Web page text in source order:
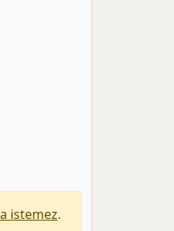
istemez.